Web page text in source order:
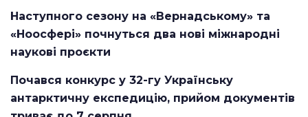
Наступного сезону на «Вернадському» та
«Ноосфері» почнуться два нові міжнародні
наукові проєкти
Почався конкурс у 32-гу Українську
антарктичну експедицію, прийом документів